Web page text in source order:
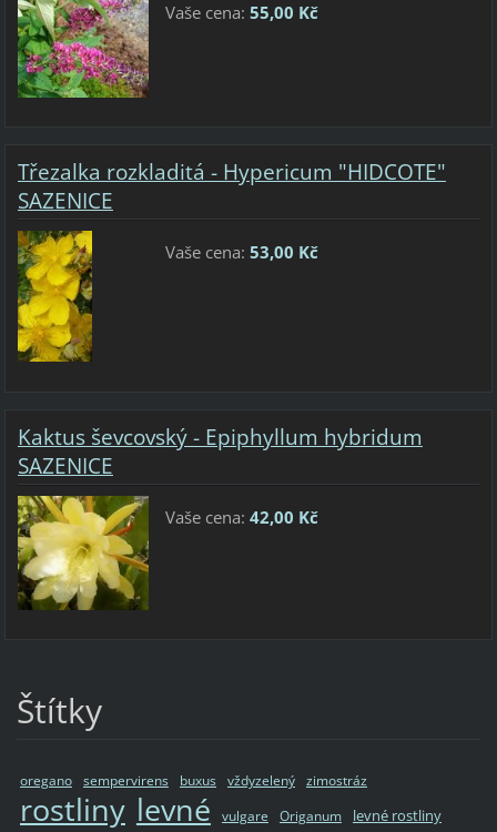
Vaše cena: 55,00 Kč
Třezalka rozkladitá - Hypericum "HIDCOTE"
SAZENICE
Vaše cena: 53,00 Kč
Kaktus ševcovský - Epiphyllum hybridum
SAZENICE
Vaše cena: 42,00 Kč
Štítky
oregano sempervirens buxus vždyzelený zimostráz
rostliny levné vulgare Origanum levné rostliny